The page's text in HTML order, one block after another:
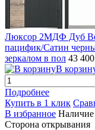
Люксор 2МДФ Дуб
пацифик/Сатин
зеркалом в пол 43
В
Подробнее
Купить в 1 клик
В избранное Наличие
Сторона открывания